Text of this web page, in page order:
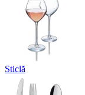
Sticlă